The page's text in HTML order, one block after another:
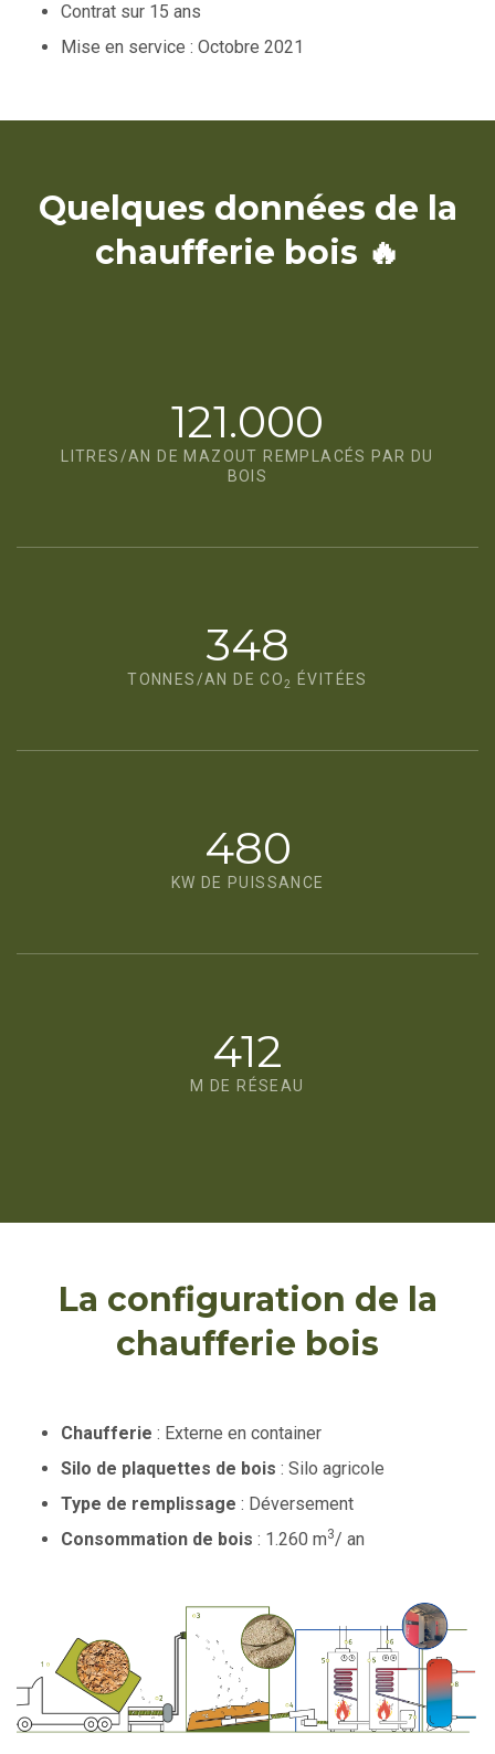
Contrat sur 15 ans
Mise en service : Octobre 2021
Quelques données de la
chaufferie bois 🔥
121.000
LITRES/AN DE MAZOUT REMPLACÉS PAR DU
BOIS
348
TONNES/AN DE CO2 ÉVITÉES
480
KW DE PUISSANCE
412
M DE RÉSEAU
La configuration de la
chaufferie bois
Chaufferie : Externe en container
Silo de plaquettes de bois : Silo agricole
Type de remplissage : Déversement
Consommation de bois : 1.260 m3/ an